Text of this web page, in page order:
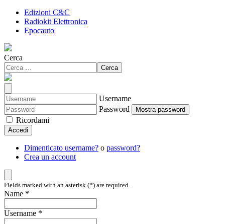
Edizioni C&C
Radiokit Elettronica
Epocauto
Cerca
Cerca
Username
Password
Mostra password
Ricordami
Accedi
Dimenticato username? o password?
Crea un account
Fields marked with an asterisk (*) are required.
Name *
Username *